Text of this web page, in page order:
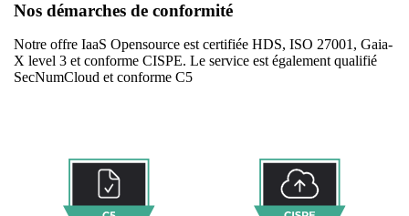
Nos démarches de conformité
Notre offre IaaS Opensource est certifiée HDS, ISO 27001, Gaia-
X level 3 et conforme CISPE. Le service est également qualifié
SecNumCloud et conforme C5